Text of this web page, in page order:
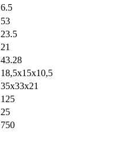
6.5
53
23.5
21
43.28
18,5х15х10,5
35х33х21
125
25
750